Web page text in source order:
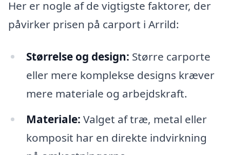
Her er nogle af de vigtigste faktorer, der
påvirker prisen på carport i Arrild:
Størrelse og design: Større carporte
eller mere komplekse designs kræver
mere materiale og arbejdskraft.
Materiale: Valget af træ, metal eller
komposit har en direkte indvirkning